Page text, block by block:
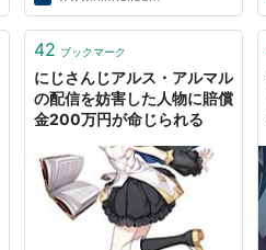
42 ブックマーク
にじさんじアルス・アルマル
の配信を妨害した人物に賠償
金200万円が命じられる